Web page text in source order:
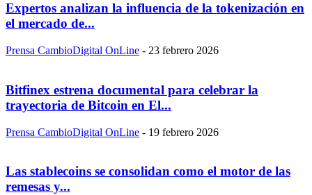
Expertos analizan la influencia de la tokenización en
el mercado de...
Prensa CambioDigital OnLine - 23 febrero 2026
Bitfinex estrena documental para celebrar la
trayectoria de Bitcoin en El...
Prensa CambioDigital OnLine - 19 febrero 2026
Las stablecoins se consolidan como el motor de las
remesas y...